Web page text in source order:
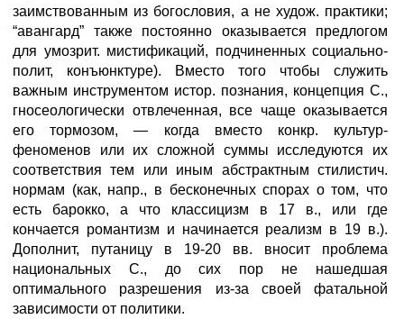
заимствованным из богословия, а не худож. практики;
“авангард” также постоянно оказывается предлогом
для умозрит. мистификаций, подчиненных социально-
полит, конъюнктуре). Вместо того чтобы служить
важным инструментом истор. познания, концепция С.,
гносеологически отвлеченная, все чаще оказывается
его тормозом, — когда вместо конкр. культур-
феноменов или их сложной суммы исследуются их
соответствия тем или иным абстрактным стилистич.
нормам (как, напр., в бесконечных спорах о том, что
есть барокко, а что классицизм в 17 в., или где
кончается романтизм и начинается реализм в 19 в.).
Дополнит, путаницу в 19-20 вв. вносит проблема
национальных С., до сих пор не нашедшая
оптимального разрешения из-за своей фатальной
зависимости от политики.